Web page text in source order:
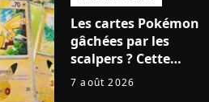
Les cartes Pokémon
gâchées par les
scalpers ? Cette
technique géniale
7 août 2026